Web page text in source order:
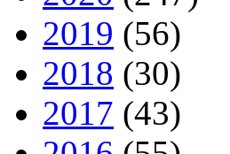
2019 (56)
2018 (30)
2017 (43)